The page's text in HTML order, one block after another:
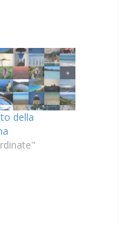
della